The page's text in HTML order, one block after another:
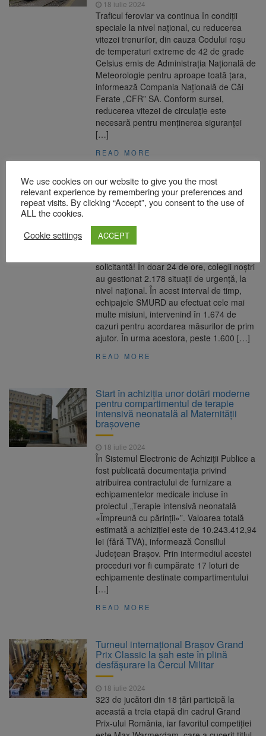
18 iulie 2024
Traficul feroviar va continua în condiții
speciale la nivel național, cu reducerea
vitezei trenurilor, din cauza Codului roșu
de temperaturi extreme de 42 de grade
Celsius emis de Administrația Națională de
Meteorologie pentru aproape toată țara,
informează Compania Națională de Căi
Ferate „CFR” SA. Conform sursei,
reducerea vitezei de circulație este
necesară pentru menținerea siguranței
[…]
READ MORE
Ieri a fost o nouă zi plină pentru
pompierii militari. Au gestionat peste
2.100 de solicitări primite din partea
18 iulie 2024
solicitantă! În doar 24 de ore, colegii noștri
au gestionat 2.178 situații de urgență, la
nivel național. În acest interval de timp,
echipajele SMURD au efectuat cele mai
multe misiuni, intervenind în 1.674 de
cazuri pentru acordarea măsurilor de prim
ajutor. În urma acestora, peste 1.600 […]
READ MORE
Start în achiziţia unor dotări moderne
pentru compartimentul de terapie
intensivă neonatală al Maternităţii
braşovene
18 iulie 2024
În Sistemul Electronic de Achiziţii Publice a
fost publicată documentaţia privind
atribuirea contractului de furnizare a
echipamentelor medicale incluse în
proiectul „Terapie intensivă neonatală
«Împreună cu părinții»”. Valoarea totală
estimată a achiziţiei este de 10.243.412,94
lei (fără TVA), informează Consiliul
Județean Brașov. Prin intermediul acestei
proceduri vor fi cumpărate 17 loturi de
echipamente destinate compartimentului
[…]
READ MORE
Turneul internaţional Brașov Grand
Prix Classic la şah este în plină
desfăşurare la Cercul Militar
18 iulie 2024
323 de jucători din 18 țări participă la
această a treia etapă din cadrul Grand
Prix-ului România, iar favoritul competiției
We use cookies on our website to give you the most
relevant experience by remembering your preferences and
repeat visits. By clicking “Accept”, you consent to the use of
ALL the cookies.
Cookie settings
ACCEPT